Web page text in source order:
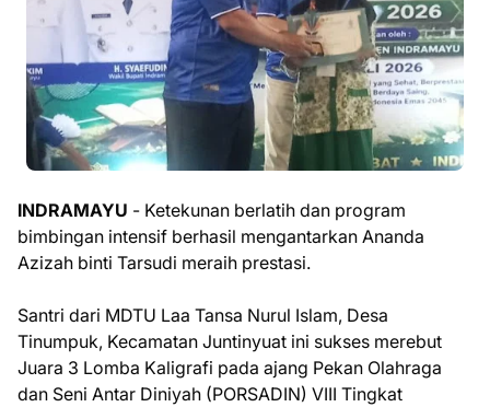
INDRAMAYU - Ketekunan berlatih dan program
bimbingan intensif berhasil mengantarkan Ananda
Azizah binti Tarsudi meraih prestasi.
Santri dari MDTU Laa Tansa Nurul Islam, Desa
Tinumpuk, Kecamatan Juntinyuat ini sukses merebut
Juara 3 Lomba Kaligrafi pada ajang Pekan Olahraga
dan Seni Antar Diniyah (PORSADIN) VIII Tingkat